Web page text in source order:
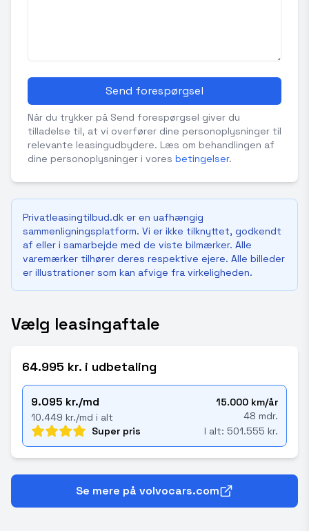
Send forespørgsel
Når du trykker på Send forespørgsel giver du
tilladelse til, at vi overfører dine personoplysninger til
relevante leasingudbydere. Læs om behandlingen af
dine personoplysninger i vores betingelser.
Privatleasingtilbud.dk er en uafhængig
sammenligningsplatform. Vi er ikke tilknyttet, godkendt
af eller i samarbejde med de viste bilmærker. Alle
varemærker tilhører deres respektive ejere. Alle billeder
er illustrationer som kan afvige fra virkeligheden.
Vælg leasingaftale
64.995 kr. i udbetaling
9.095 kr./md
10.449 kr./md i alt
15.000 km/år
48 mdr.
Super pris
I alt: 501.555 kr.
Se mere på volvocars.com